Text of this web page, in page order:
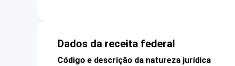
Dados da receita federal
Código e descrição da natureza jurídica